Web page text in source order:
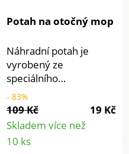
Potah na otočný mop
Náhradní potah je
vyrobený ze
speciálního
mikrovlákna určeného
pro podlahové mopy.
Je vhodný pro všechny
typy podlah, zejména
pro silně znečištěné a
- 83%
109 Kč
19 Kč
Skladem více než
10 ks